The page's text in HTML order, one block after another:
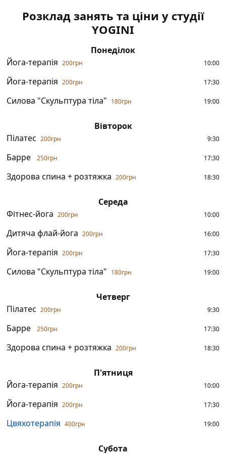
Розклад занять та ціни у студії
YOGINI
Понеділок
Йога-терапія 200грн 10:00
Йога-терапія 200грн 17:30
Силова "Скульптура тіла" 180грн 19:00
Вівторок
Пілатес 200грн 9:30
Барре 250грн 17:30
Здорова спина + розтяжка 200грн 18:30
Середа
Фітнес-йога 200грн 10:00
Дитяча флай-йога 200грн 16:00
Йога-терапія 200грн 17:30
Силова "Скульптура тіла" 180грн 19:00
Четверг
Пілатес 200грн 9:30
Барре 250грн 17:30
Здорова спина + розтяжка 200грн 18:30
П'ятниця
Йога-терапія 200грн 10:00
Йога-терапія 200грн 17:30
Цвяхотерапія 400грн 19:00
Субота